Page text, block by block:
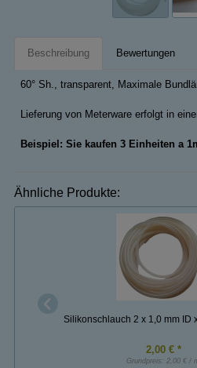
Beschreibung Bewertungen
60° Sh., transparent, Maximale
Lieferung von Meterware erfolgt in
Beispiel: Sie kaufen 3 Einheiten a
Ähnliche Produkte:
Silikonschlauch 2 x 1,0 mm ID
2,00 € *
Grundpreis: 2,00 € /